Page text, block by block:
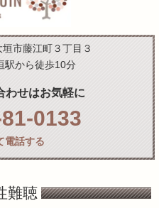
市藤江町３丁目３
駅から徒歩10分
わせはお気軽に
0133
電話する
難聴